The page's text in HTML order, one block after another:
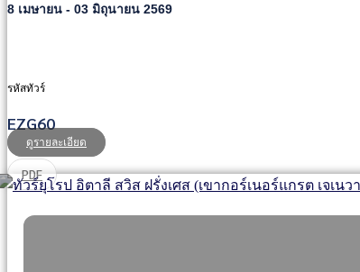
8 เมษายน - 03 มิถุนายน 2569
รหัสทัวร์
EZG60
ดูรายละเอียด
PDF